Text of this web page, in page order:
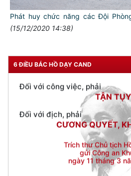
Phát huy chức năng các Đội
(15/12/2020 14:38)
6 ĐIỀU BÁC HỒ DẠY CAND
TUYỆT ĐỐI
Đối với nhân dân, phải
KÍNH TRỌNG LỄ
TẬN TỤY
CƯƠNG QUYẾT,
Trích thư Chủ tịch
gửi Công an
ngày 11 tháng 3